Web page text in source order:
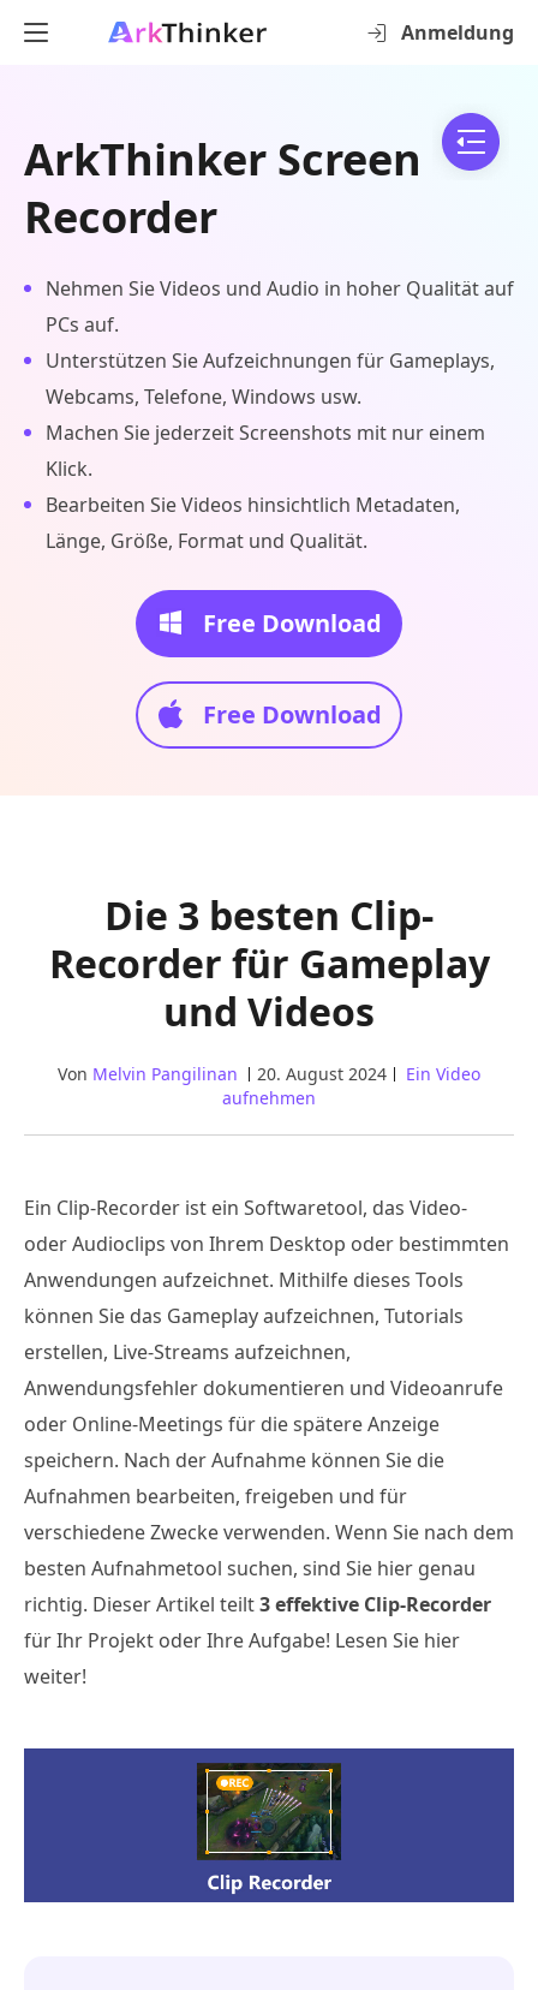
Anmeldung
ArkThinker Screen
Recorder
Nehmen Sie Videos und Audio in hoher Qualität auf
PCs auf.
Unterstützen Sie Aufzeichnungen für Gameplays,
Webcams, Telefone, Windows usw.
Machen Sie jederzeit Screenshots mit nur einem
Klick.
Bearbeiten Sie Videos hinsichtlich Metadaten,
Länge, Größe, Format und Qualität.
Free Download
Free Download
Die 3 besten Clip-
Recorder für Gameplay
und Videos
Von Melvin Pangilinan 20. August 2024
Ein Video
aufnehmen
Ein Clip-Recorder ist ein Softwaretool, das Video-
oder Audioclips von Ihrem Desktop oder bestimmten
Anwendungen aufzeichnet. Mithilfe dieses Tools
können Sie das Gameplay aufzeichnen, Tutorials
erstellen, Live-Streams aufzeichnen,
Anwendungsfehler dokumentieren und Videoanrufe
oder Online-Meetings für die spätere Anzeige
speichern. Nach der Aufnahme können Sie die
Aufnahmen bearbeiten, freigeben und für
verschiedene Zwecke verwenden. Wenn Sie nach dem
besten Aufnahmetool suchen, sind Sie hier genau
richtig. Dieser Artikel teilt3 effektive Clip-Recorder
für Ihr Projekt oder Ihre Aufgabe! Lesen Sie hier
weiter!